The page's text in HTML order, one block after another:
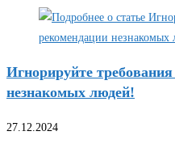
Игнорируйте
незнакомых людей!
27.12.2024